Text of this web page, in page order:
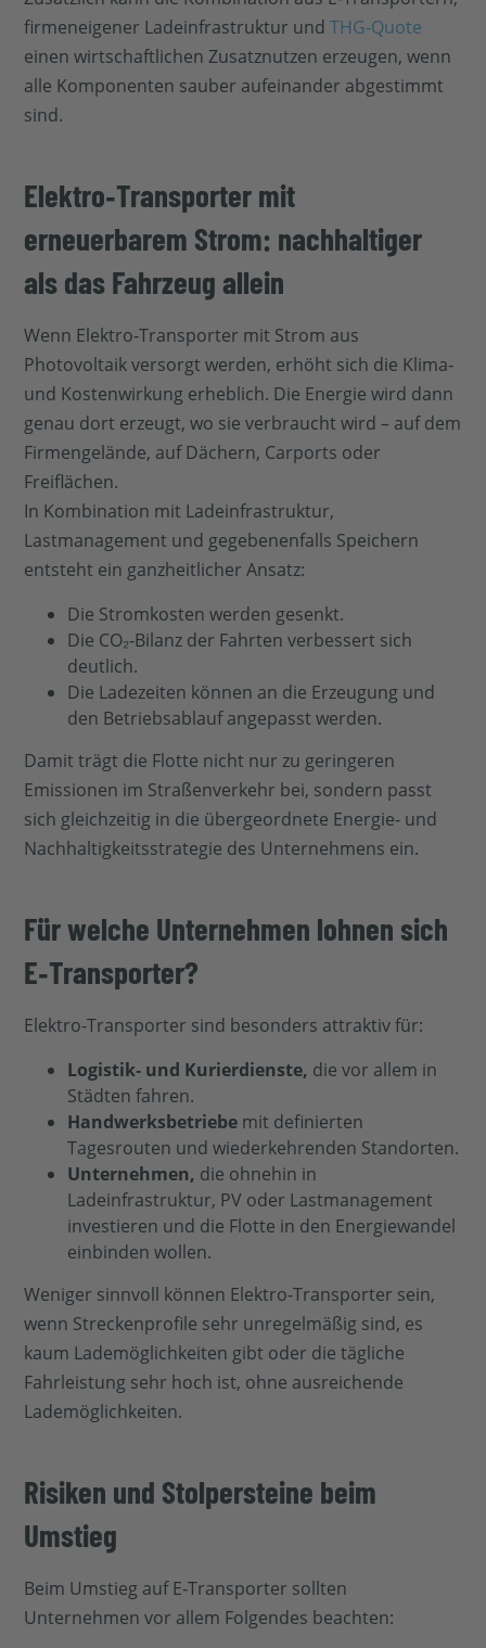
firmeneigener Ladeinfrastruktur undTHG‑Quote
einen wirtschaftlichen Zusatznutzen erzeugen, wenn
alle Komponenten sauber aufeinander abgestimmt
sind.
Elektro‑Transporter mit
erneuerbarem Strom: nachhaltiger
als das Fahrzeug allein
Wenn Elektro‑Transporter mit Strom aus
Photovoltaik versorgt werden, erhöht sich die Klima‑
und Kostenwirkung erheblich. Die Energie wird dann
genau dort erzeugt, wo sie verbraucht wird – auf dem
Firmengelände, auf Dächern, Carports oder
Freiflächen.
In Kombination mit Ladeinfrastruktur,
Lastmanagement und gegebenenfalls Speichern
entsteht ein ganzheitlicher Ansatz:
Die Stromkosten werden gesenkt.
Die CO₂‑Bilanz der Fahrten verbessert sich
deutlich.
Die Ladezeiten können an die Erzeugung und
den Betriebsablauf angepasst werden.
Damit trägt die Flotte nicht nur zu geringeren
Emissionen im Straßenverkehr bei, sondern passt
sich gleichzeitig in die übergeordnete Energie‑ und
Nachhaltigkeitsstrategie des Unternehmens ein.
Für welche Unternehmen lohnen sich
E‑Transporter?
Elektro‑Transporter sind besonders attraktiv für:
Logistik‑ und Kurierdienste, die vor allem in
Städten fahren.
Handwerksbetriebe mit definierten
Tagesrouten und wiederkehrenden Standorten.
Unternehmen, die ohnehin in
Ladeinfrastruktur, PV oder Lastmanagement
investieren und die Flotte in den Energiewandel
einbinden wollen.
Weniger sinnvoll können Elektro‑Transporter sein,
wenn Streckenprofile sehr unregelmäßig sind, es
kaum Lademöglichkeiten gibt oder die tägliche
Fahrleistung sehr hoch ist, ohne ausreichende
Lademöglichkeiten.
Risiken und Stolpersteine beim
Umstieg
Beim Umstieg auf E‑Transporter sollten
Unternehmen vor allem Folgendes beachten: